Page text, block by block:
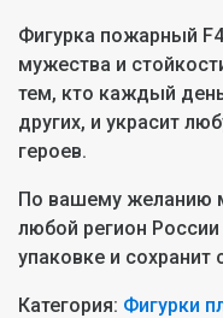
Фигурка пожарный
мужества и
тем, кто каждый
других, и украсит
героев.
По вашему желанию
любой регион
упаковке и
Категория: Фигурки